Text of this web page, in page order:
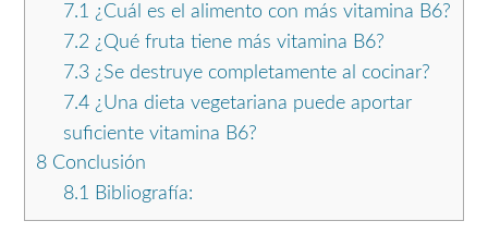
7.1 ¿Cuál es el alimento con más vitamina B6?
7.2¿Qué fruta tiene más vitamina B6?
7.3¿Se destruye completamente al cocinar?
7.4¿Una dieta vegetariana puede aportar
suficiente vitamina B6?
8 Conclusión
8.1 Bibliografía: